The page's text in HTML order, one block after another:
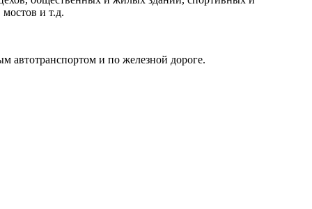
и т.д.
автотранспортом и по железной дороге.